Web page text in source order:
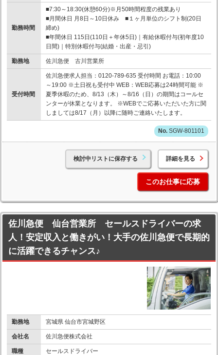
勤務時間
■7:30～18:30(休憩60分)※月50時間程度の残業あり
■月間休日 月8日～10日休み ■１ヶ月単位のシフト制(20日
締め)
■年間休日 115日(110日＋年休5日)｜有給休暇付与(初年度10
日間)｜特別休暇付与(結婚・出産・忌引)
勤務地 佐川急便 古川営業所
受付時間
佐川急便求人担当：0120-789-635 受付時間 お電話：10:00
～19:00 ※土日祝も受付中 WEB：WEB応募は24時間可能 ※
夏季休暇のため、8/13（木）～8/16（日）の期間はコールセ
ンターが休業となります。 ※WEBでご応募いただいた方に関
しましては8/17（月）以降に随時ご連絡いたします。
SGW-801101
検討中リストに保存する 詳細を見る
このお仕事に応募
佐川急便 仙台営業所 セールスドライバーの求
人！安定収入と働きがい！大手の佐川急便で長期的
に活躍できるチャンス♪
勤務地 宮城県 仙台市宮城野区
会社名 佐川急便株式会社
職種 セールスドライバー